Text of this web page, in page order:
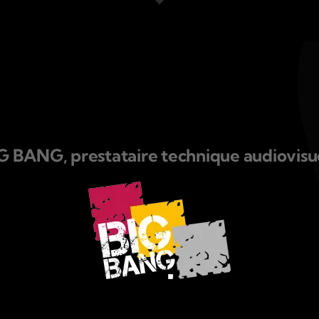
BANG, prestataire technique